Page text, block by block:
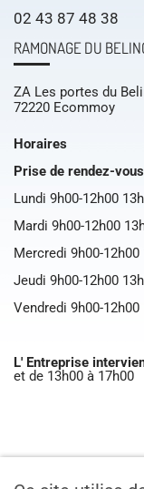
02 43 87 48 38
RAMONAGE DU
ZA Les portes du
72220 Ecommoy
Horaires
Prise de rendez-vous
Lundi 9h00-12h00
Mardi 9h00-12h00
Mercredi 9h00-12h00
Jeudi 9h00-12h00
Vendredi 9h00-12h00
L' Entreprise
et de 13h00 à 17h00